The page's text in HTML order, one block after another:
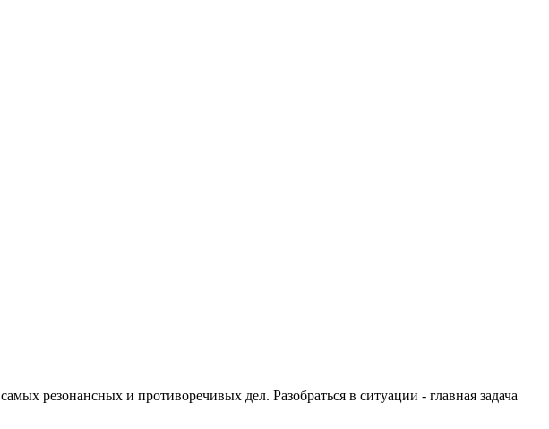
резонансных и противоречивых дел. Разобраться в ситуации - главная задача